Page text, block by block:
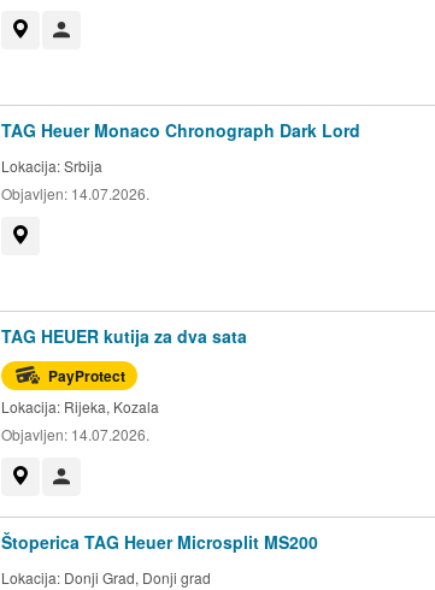
TAG Heuer Monaco Chronograph Dark Lord
Lokacija:Srbija
Objavljen: 14.07.2026.
TAG HEUER kutija za dva sata
PayProtect
Lokacija: Rijeka, Kozala
Objavljen: 14.07.2026.
Štoperica TAG Heuer Microsplit MS200
Lokacija: Donji Grad, Donji grad